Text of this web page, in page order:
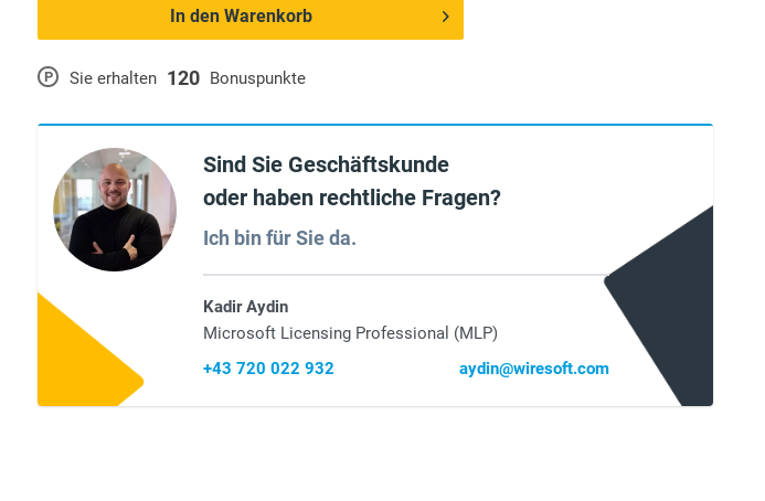
P Sie erhalten 120 Bonuspunkte
In den Warenkorb
Sind Sie Geschäftskunde
oder haben rechtliche Fragen?
Ich bin für Sie da.
Kadir Aydin
Microsoft Licensing Professional (MLP)
+43 720 022 932
aydin@wiresoft.com